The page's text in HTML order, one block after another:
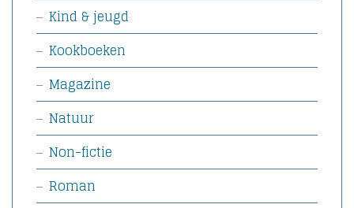
Kind & jeugd
Kookboeken
Magazine
Natuur
Non-fictie
Roman